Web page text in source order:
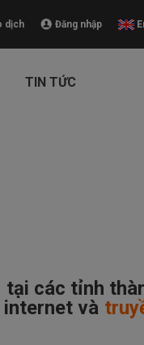
dịch Đăng nhập
TIN TỨC
tại các tỉnh
và